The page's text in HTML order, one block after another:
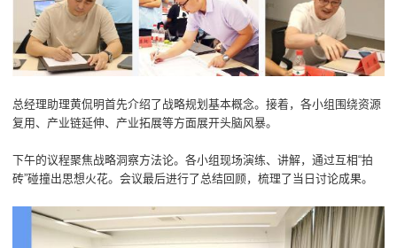
总经理助理黄侃明首先介绍了战略规划基本概念。接着，各小组围绕资源
复用、产业链延伸、产业拓展等方面展开头脑风暴。
下午的议程聚焦战略洞察方法论。各小组现场演练、讲解，通过互相“拍
砖”碰撞出思想火花。会议最后进行了总结回顾，梳理了当日讨论成果。